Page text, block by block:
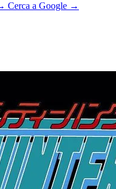
Cerca a Google →